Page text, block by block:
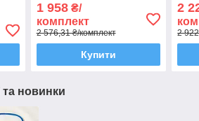
1 958₴/
комплект
2 576,31 ₴/комплект
Купити
2
2
та новинки